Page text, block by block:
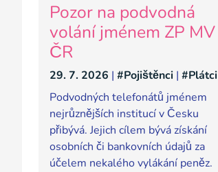
Pozor na podvodná
volání jménem ZP MV
ČR
29. 7. 2026 | #Pojištěnci | #Plátci
Podvodných telefonátů jménem
nejrůznějších institucí v Česku
přibývá. Jejich cílem bývá získání
osobních či bankovních údajů za
účelem nekalého vylákání peněz.